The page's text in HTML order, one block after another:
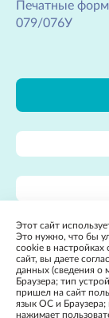
Печатные
079/076У
2022,
Этот сайт
Это нужно, что бы
cookie в настройках
сайт, вы даете
данных (сведения о
Браузера; тип
пришел на сайт
язык ОС и Браузера;
нажимает